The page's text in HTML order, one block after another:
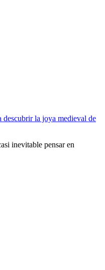
descubrir la joya medieval de
inevitable pensar en